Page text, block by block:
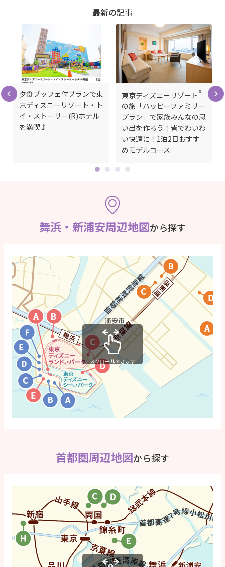
最新の記事
夕食ブッフェ付プランで東
京ディズニーリゾート・ト
イ・ストーリー(R)ホテル
を満喫♪
東京ディズニーリゾート®
の旅「ハッピーファミリー
プラン」で家族みんなの思
い出を作ろう！皆でわいわ
い快適に！1泊2日おすす
めモデルコース
舞浜・新浦安周辺地図から探す
スクロールできます
首都圏周辺地図から探す